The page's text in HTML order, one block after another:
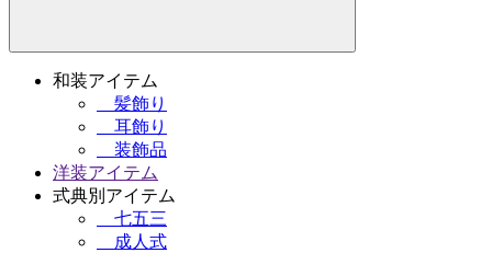
和装アイテム
髪飾り
耳飾り
装飾品
洋装アイテム
式典別アイテム
七五三
成人式